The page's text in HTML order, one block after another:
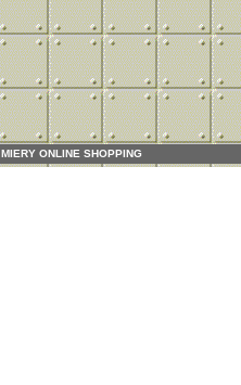
MIERY ONLINE SHOPPING